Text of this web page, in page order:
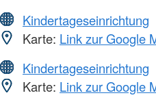
Kindertageseinrichtung
Karte: Link zur Google
Kindertageseinrichtung
Karte: Link zur Google